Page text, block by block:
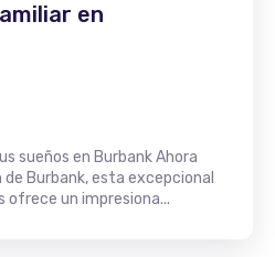
en
sueños en Burbank Ahora
Burbank, esta excepcional
ofrece un impresiona...